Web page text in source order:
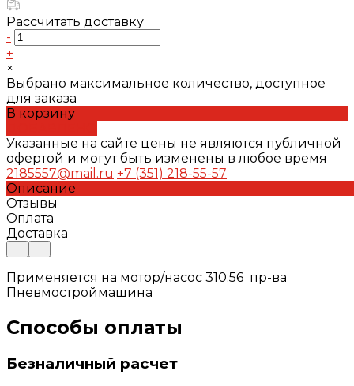
Рассчитать доставку
-
+
×
Выбрано максимальное количество, доступное
для заказа
В корзину
Указанные на сайте цены не являются публичной
офертой и могут быть изменены в любое время
2185557@mail.ru +7 (351) 218-55-57
Описание
Отзывы
Оплата
Доставка
Применяется на мотор/насос 310.56 пр-ва
Пневмостроймашина
Способы оплаты
Безналичный расчет